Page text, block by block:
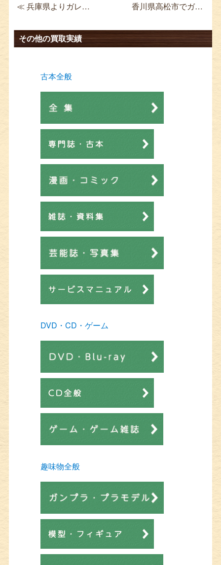
≪ 兵庫県よりガレージキットを宅配買取 ガンダム Mk-Ⅲ 1/100 香川県高松市でガンプラを買取 SDガンダム BB戦士 ≫
その他の買取実績
古本全般
DVD・CD・ゲーム
趣味物全般